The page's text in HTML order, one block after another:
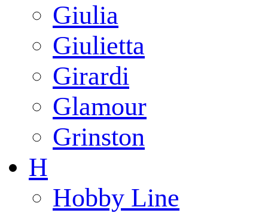
Giulia
Giulietta
Girardi
Glamour
Grinston
H
Hobby Line